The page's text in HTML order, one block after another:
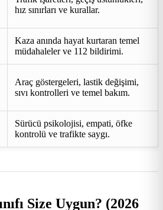
hız sınırları ve kurallar.
Kaza anında hayat kurtaran temel
müdahaleler ve 112 bildirimi.
Araç göstergeleri, lastik değişimi,
sıvı kontrolleri ve temel bakım.
Sürücü psikolojisi, empati, öfke
kontrolü ve trafikte saygı.
Size Uygun? (2026